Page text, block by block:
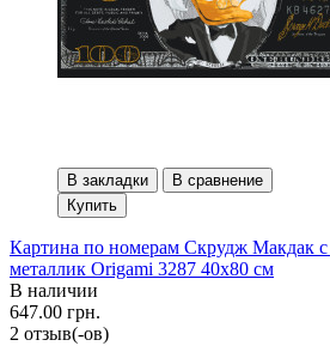
В закладки
В сравнение
Купить
Картина по номерам Скрудж Макдак с
металлик Origami 3287 40x80 см
В наличии
647.00 грн.
2 отзыв(-ов)